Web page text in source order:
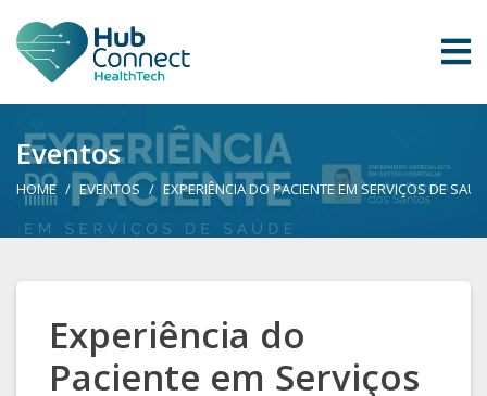
Eventos
HOME EVENTOS EXPERIÊNCIA DO PACIENTE EM SERVIÇOS DE
Experiência do
Paciente em Serviços